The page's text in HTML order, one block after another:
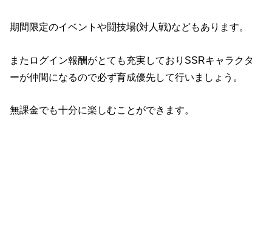
期間限定のイベントや闘技場(対人戦)などもあります。
またログイン報酬がとても充実しておりSSRキャラクタ
ーが仲間になるので必ず育成優先して行いましょう。
無課金でも十分に楽しむことができます。